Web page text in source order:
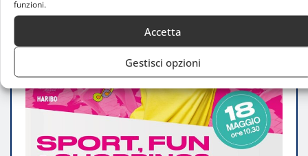
funzioni.
Accetta
Gestisci opzioni